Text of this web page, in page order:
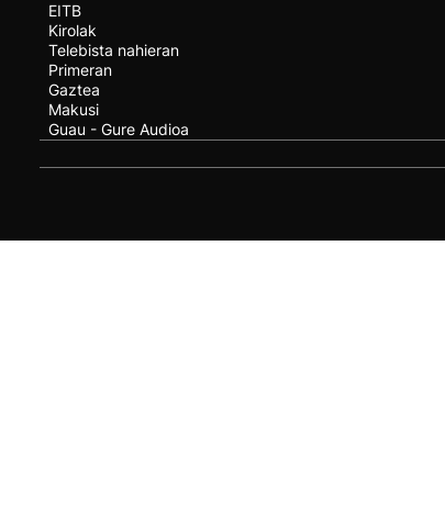
EITB
Kirolak
Telebista nahieran
Primeran
Gaztea
Makusi
Guau - Gure Audioa